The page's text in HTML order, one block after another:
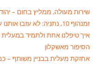
שירות מעולה, ממליץ בחום –
זמנהוף 10, נתניה: לא עזבו אותנו עד שהמעלית חזרה לפעול ללא תקלות
הסיפור מאשקלון
אחזקת מעלית בבניין משותף –